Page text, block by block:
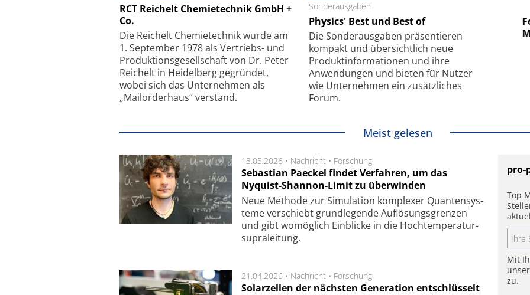
RCT Reichelt Chemietechnik GmbH +
Co.
Die Reichelt Chemietechnik wurde am
1. September 1978 als Vertriebs- und
Produktionsgesellschaft von Dr. Peter
Reichelt in Heidelberg gegründet,
wobei sich das Unternehmen als
„Mailorderhaus“ verstand.
Sonderausgaben
Physics' Best und Best of
Die Sonder­ausgaben präsentieren
kompakt und übersichtlich neue
Produkt­informationen und ihre
Anwendungen und bieten für Nutzer
wie Unternehmen ein zusätzliches
Forum.
Schäfter + Kirchhoff GmbH
Feinfokussierungsmechanismus
Elektronenmikroskopie auf
kleinstem Raum
Meist gelesen
13.05.2026 • Nachricht • Forschung
Sebastian Paeckel findet Verfahren, um das
Nyquist-Shannon-Limit zu überwinden
Neue Methode zur Simu­la­tion kom­ple­xer Quan­ten­sys­
te­me ver­schiebt grund­le­gen­de Auf­lösungs­gren­zen
und gibt wo­mög­lich Ein­blicke in die Hoch­tempe­ra­tur­
supra­lei­tung.
21.04.2026 • Nachricht • Forschung
Solarzellen der nächsten Generation entschlüsselt
pro-
Top
Mit
zu.